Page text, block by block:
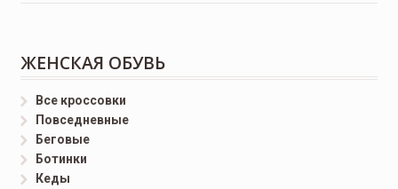
ЖЕНСКАЯ ОБУВЬ
Все кроссовки
Повседневные
Беговые
Ботинки
Кеды